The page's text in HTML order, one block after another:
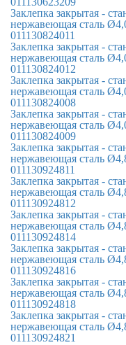
Заклепка закрытая -
нержавеющая сталь
011130824011
Заклепка закрытая -
нержавеющая сталь
011130824012
Заклепка закрытая -
нержавеющая сталь
011130824008
Заклепка закрытая -
нержавеющая сталь
011130824009
Заклепка закрытая -
нержавеющая сталь
011130924811
Заклепка закрытая -
нержавеющая сталь
011130924812
Заклепка закрытая -
нержавеющая сталь
011130924814
Заклепка закрытая -
нержавеющая сталь
011130924816
Заклепка закрытая -
нержавеющая сталь
011130924818
Заклепка закрытая -
нержавеющая сталь
011130924821